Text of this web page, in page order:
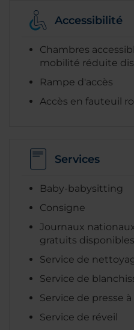
Accessibilité
Chambres
mobilité réduite
Rampe d'accès
Accès en fauteuil
Services
Baby-babysitting
Consigne
Journaux
gratuits disponibles
Service de
Service de
Service de presse
Service de réveil